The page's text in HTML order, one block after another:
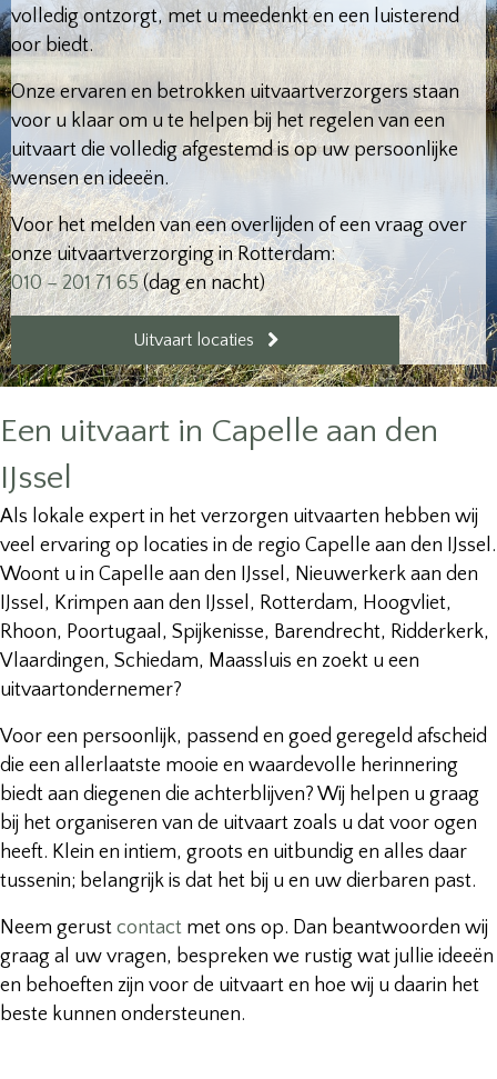
volledig ontzorgt, met u meedenkt en een luisterend
oor biedt.
Onze ervaren en betrokken uitvaartverzorgers staan
voor u klaar om u te helpen bij het regelen van een
uitvaart die volledig afgestemd is op uw persoonlijke
wensen en ideeën.
Voor het melden van een overlijden of een vraag over
onze uitvaartverzorging in Rotterdam:
010 – 201 71 65(dag en nacht)
Uitvaart locaties
Een uitvaart in Capelle aan den
IJssel
Als lokale expert in het verzorgen uitvaarten hebben wij
veel ervaring op locaties in de regio Capelle aan den IJssel.
Woont u in Capelle aan den IJssel, Nieuwerkerk aan den
IJssel, Krimpen aan den IJssel, Rotterdam, Hoogvliet,
Rhoon, Poortugaal, Spijkenisse, Barendrecht, Ridderkerk,
Vlaardingen, Schiedam, Maassluis en zoekt u een
uitvaartondernemer?
Voor een persoonlijk, passend en goed geregeld afscheid
die een allerlaatste mooie en waardevolle herinnering
biedt aan diegenen die achterblijven? Wij helpen u graag
bij het organiseren van de uitvaart zoals u dat voor ogen
heeft. Klein en intiem, groots en uitbundig en alles daar
tussenin; belangrijk is dat het bij u en uw dierbaren past.
Neem gerust contact met ons op. Dan beantwoorden wij
graag al uw vragen, bespreken we rustig wat jullie ideeën
en behoeften zijn voor de uitvaart en hoe wij u daarin het
beste kunnen ondersteunen.